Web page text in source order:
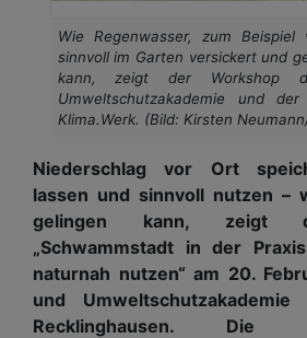
Wie Regenwasser, zum Beispiel
sinnvoll im Garten versickert und
kann, zeigt der Workshop
Umweltschutzakademie und der
Klima.Werk. (Bild: Kirsten
Niederschlag vor Ort
lassen und sinnvoll nutzen –
gelingen kann, zeigt
„Schwammstadt in der
naturnah nutzen“ am 20.
und
Recklinghausen. Die